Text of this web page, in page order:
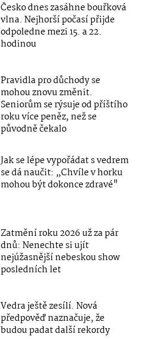
Česko dnes zasáhne bouřková
vlna. Nejhorší počasí přijde
odpoledne mezi 15. a 22.
hodinou
Pravidla pro důchody se
mohou znovu změnit.
Seniorům se rýsuje od příštího
roku více peněz, než se
původně čekalo
Jak se lépe vypořádat s vedrem
se dá naučit: „Chvíle v horku
mohou být dokonce zdravé"
Zatmění roku 2026 už za pár
dnů: Nenechte si ujít
nejúžasnější nebeskou show
posledních let
Vedra ještě zesílí. Nová
předpověď naznačuje, že
budou padat další rekordy